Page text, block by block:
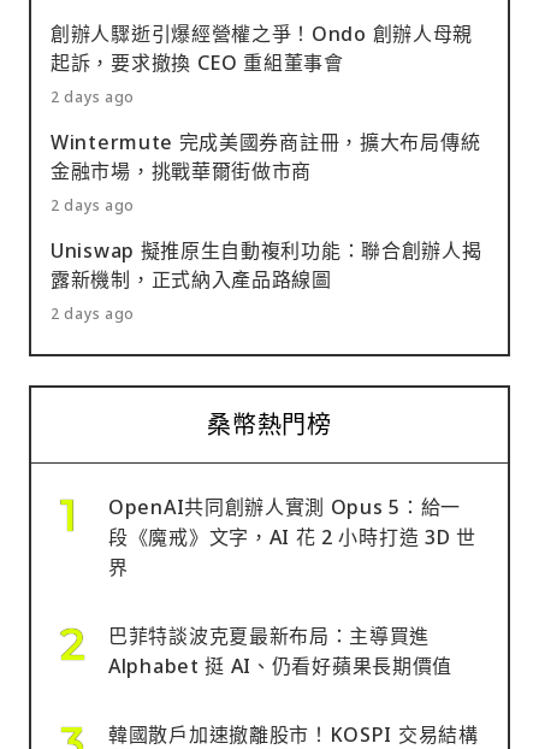
創辦人驟逝引爆經營權之爭！Ondo 創辦人母親
起訴，要求撤換 CEO 重組董事會
2 days ago
Wintermute 完成美國券商註冊，擴大布局傳統
金融市場，挑戰華爾街做市商
2 days ago
Uniswap 擬推原生自動複利功能：聯合創辦人揭
露新機制，正式納入產品路線圖
2 days ago
桑幣熱門榜
OpenAI共同創辦人實測 Opus 5：給一
段《魔戒》文字，AI 花 2 小時打造 3D 世
界
巴菲特談波克夏最新布局：主導買進
Alphabet 挺 AI、仍看好蘋果長期價值
韓國散戶加速撤離股市！KOSPI 交易結構